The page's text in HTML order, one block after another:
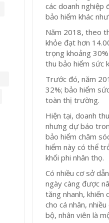
các doanh nghiệp
bảo hiểm khác
Năm 2018, theo
khỏe đạt hơn
trọng khoảng
thu bảo hiểm sức
Trước đó, năm
32%; bảo hiểm
toàn thị trường.
Hiện tại, doanh
nhưng dự báo
bảo hiểm chăm
hiểm này có thể
khối phi nhân thọ.
Có nhiều cơ sở
ngày càng được
tăng nhanh, khiến
cho cá nhân,
bộ, nhân viên là